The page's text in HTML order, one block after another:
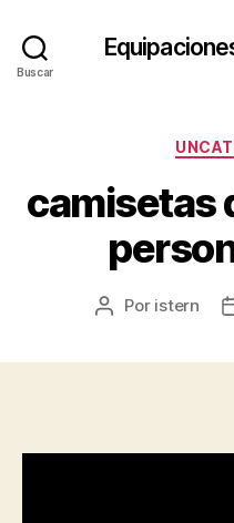
Buscar
camisetas
Autor
Por istern